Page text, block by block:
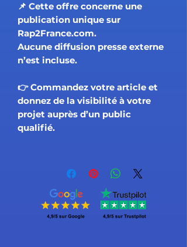
📌 Cette offre concerne une
publication unique sur
Rap2France.com.
Aucune diffusion presse externe
n’est incluse.
👉 Commandez votre article et
donnez de la visibilité à votre
projet auprès d’un public
qualifié.